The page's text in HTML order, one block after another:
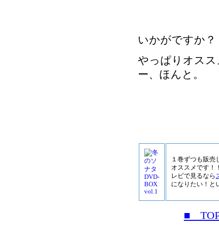
いかがですか？
やっぱりオス
ー、ほんと。
１巻ずつも販売
オススメです！
レビで見るなら
になりたい！と
■